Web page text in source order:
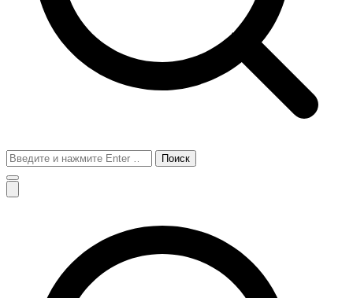
Поиск
для: